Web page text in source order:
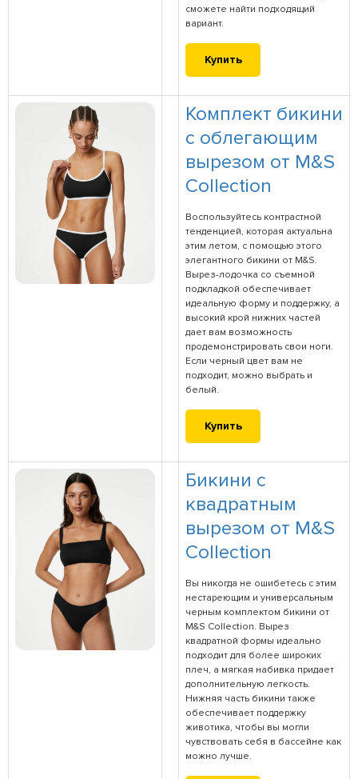
сможете найти подходящий
вариант.
Купить
Комплект бикини
с облегающим
вырезом от M&S
Collection
Воспользуйтесь контрастной
тенденцией, которая актуальна
этим летом, с помощью этого
элегантного бикини от M&S.
Вырез-лодочка со съемной
подкладкой обеспечивает
идеальную форму и поддержку, а
высокий крой нижних частей
дает вам возможность
продемонстрировать свои ноги.
Если черный цвет вам не
подходит, можно выбрать и
белый.
Купить
Бикини с
квадратным
вырезом от M&S
Collection
Вы никогда не ошибетесь с этим
нестареющим и универсальным
черным комплектом бикини от
M&S Collection. Вырез
квадратной формы идеально
подходит для более широких
плеч, а мягкая набивка придает
дополнительную легкость.
Нижняя часть бикини также
обеспечивает поддержку
животика, чтобы вы могли
чувствовать себя в бассейне как
можно лучше.